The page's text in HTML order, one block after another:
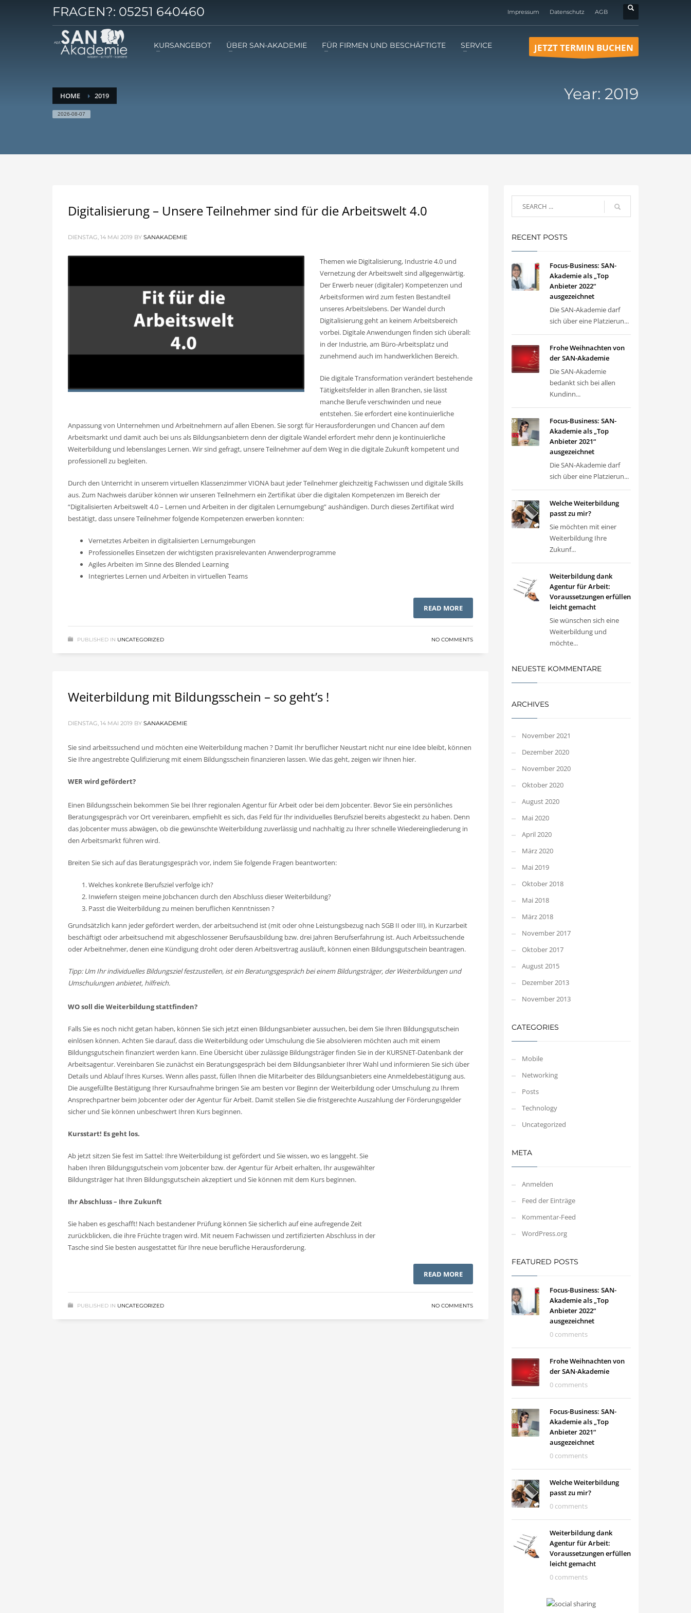
FRAGEN?: 05251 640460 Impressum Datenschutz AGB
KURSANGEBOT ÜBER SAN-AKADEMIE FÜR FIRMEN UND BESCHÄFTIGTE SERVICE JETZT TERMIN BUCHEN
HOME 2019
2026-08-07
Year: 2019
Digitalisierung – Unsere Teilnehmer sind für die Arbeitswelt 4.0
DIENSTAG, 14 MAI 2019 BY SANAKADEMIE
Themen wie Digitalisierung, Industrie 4.0 und
Vernetzung der Arbeitswelt sind allgegenwärtig.
Der Erwerb neuer (digitaler) Kompetenzen und
Arbeitsformen wird zum festen Bestandteil
unseres Arbeitslebens. Der Wandel durch
Digitalisierung geht an keinem Arbeitsbereich
vorbei. Digitale Anwendungen finden sich überall:
in der Industrie, am Büro-Arbeitsplatz und
zunehmend auch im handwerklichen Bereich.
Die digitale Transformation verändert bestehende
Tätigkeitsfelder in allen Branchen, sie lässt
manche Berufe verschwinden und neue
entstehen. Sie erfordert eine kontinuierliche
Anpassung von Unternehmen und Arbeitnehmern auf allen Ebenen. Sie sorgt für Herausforderungen und Chancen auf dem
Arbeitsmarkt und damit auch bei uns als Bildungsanbietern denn der digitale Wandel erfordert mehr denn je kontinuierliche
Weiterbildung und lebenslanges Lernen. Wir sind gefragt, unsere Teilnehmer auf dem Weg in die digitale Zukunft kompetent und
professionell zu begleiten.
Durch den Unterricht in unserem virtuellen Klassenzimmer VIONA baut jeder Teilnehmer gleichzeitig Fachwissen und digitale Skills
aus. Zum Nachweis darüber können wir unseren Teilnehmern ein Zertifikat über die digitalen Kompetenzen im Bereich der
“Digitalisierten Arbeitswelt 4.0 – Lernen und Arbeiten in der digitalen Lernumgebung” aushändigen. Durch dieses Zertifikat wird
bestätigt, dass unsere Teilnehmer folgende Kompetenzen erwerben konnten:
Vernetztes Arbeiten in digitalisierten Lernumgebungen
Professionelles Einsetzen der wichtigsten praxisrelevanten Anwenderprogramme
Agiles Arbeiten im Sinne des Blended Learning
Integriertes Lernen und Arbeiten in virtuellen Teams
READ MORE
PUBLISHED IN UNCATEGORIZED NO COMMENTS
Weiterbildung mit Bildungsschein – so geht’s !
DIENSTAG, 14 MAI 2019 BY SANAKADEMIE
Sie sind arbeitssuchend und möchten eine Weiterbildung machen ? Damit Ihr beruflicher Neustart nicht nur eine Idee bleibt, können
Sie Ihre angestrebte Qulifizierung mit einem Bildungsschein finanzieren lassen. Wie das geht, zeigen wir Ihnen hier.
WER wird gefördert?
Einen Bildungsschein bekommen Sie bei Ihrer regionalen Agentur für Arbeit oder bei dem Jobcenter. Bevor Sie ein persönliches
Beratungsgespräch vor Ort vereinbaren, empfiehlt es sich, das Feld für Ihr individuelles Berufsziel bereits abgesteckt zu haben. Denn
das Jobcenter muss abwägen, ob die gewünschte Weiterbildung zuverlässig und nachhaltig zu Ihrer schnelle Wiedereingliederung in
den Arbeitsmarkt führen wird.
Breiten Sie sich auf das Beratungsgespräch vor, indem Sie folgende Fragen beantworten:
Welches konkrete Berufsziel verfolge ich?
Inwiefern steigen meine Jobchancen durch den Abschluss dieser Weiterbildung?
Passt die Weiterbildung zu meinen beruflichen Kenntnissen ?
Grundsätzlich kann jeder gefördert werden, der arbeitsuchend ist (mit oder ohne Leistungsbezug nach SGB II oder III), in Kurzarbeit
beschäftigt oder arbeitsuchend mit abgeschlossener Berufsausbildung bzw. drei Jahren Berufserfahrung ist. Auch Arbeitssuchende
oder Arbeitnehmer, denen eine Kündigung droht oder deren Arbeitsvertrag ausläuft, können einen Bildungsgutschein beantragen.
Tipp: Um Ihr individuelles Bildungsziel festzustellen, ist ein Beratungsgespräch bei einem Bildungsträger, der Weiterbildungen und
Umschulungen anbietet, hilfreich.
WO soll die Weiterbildung stattfinden?
Falls Sie es noch nicht getan haben, können Sie sich jetzt einen Bildungsanbieter aussuchen, bei dem Sie Ihren Bildungsgutschein
einlösen können. Achten Sie darauf, dass die Weiterbildung oder Umschulung die Sie absolvieren möchten auch mit einem
Bildungsgutschein finanziert werden kann. Eine Übersicht über zulässige Bildungsträger finden Sie in der KURSNET-Datenbank der
Arbeitsagentur. Vereinbaren Sie zunächst ein Beratungsgespräch bei dem Bildungsanbieter Ihrer Wahl und informieren Sie sich über
Details und Ablauf Ihres Kurses. Wenn alles passt, füllen Ihnen die Mitarbeiter des Bildungsanbieters eine Anmeldebestätigung aus.
Die ausgefüllte Bestätigung Ihrer Kursaufnahme bringen Sie am besten vor Beginn der Weiterbildung oder Umschulung zu Ihrem
Ansprechpartner beim Jobcenter oder der Agentur für Arbeit. Damit stellen Sie die fristgerechte Auszahlung der Förderungsgelder
sicher und Sie können unbeschwert Ihren Kurs beginnen.
Kursstart! Es geht los.
Ab jetzt sitzen Sie fest im Sattel: Ihre Weiterbildung ist gefördert und Sie wissen, wo es langgeht. Sie
haben Ihren Bildungsgutschein vom Jobcenter bzw. der Agentur für Arbeit erhalten, Ihr ausgewählter
Bildungsträger hat Ihren Bildungsgutschein akzeptiert und Sie können mit dem Kurs beginnen.
Ihr Abschluss – Ihre Zukunft
Sie haben es geschafft! Nach bestandener Prüfung können Sie sicherlich auf eine aufregende Zeit
zurückblicken, die ihre Früchte tragen wird. Mit neuem Fachwissen und zertifizierten Abschluss in der
Tasche sind Sie besten ausgestattet für Ihre neue berufliche Herausforderung.
READ MORE
PUBLISHED IN UNCATEGORIZED NO COMMENTS
RECENT POSTS
Focus-Business: SAN-
Akademie als „Top
Anbieter 2022“
ausgezeichnet
Die SAN-Akademie darf
sich über eine Platzierun...
Frohe Weihnachten von
der SAN-Akademie
Die SAN-Akademie
bedankt sich bei allen
Kundinn...
Focus-Business: SAN-
Akademie als „Top
Anbieter 2021“
ausgezeichnet
Die SAN-Akademie darf
sich über eine Platzierun...
Welche Weiterbildung
passt zu mir?
Sie möchten mit einer
Weiterbildung Ihre
Zukunf...
Weiterbildung dank
Agentur für Arbeit:
Voraussetzungen erfüllen
leicht gemacht
Sie wünschen sich eine
Weiterbildung und
möchte...
NEUESTE KOMMENTARE
ARCHIVES
November 2021
Dezember 2020
November 2020
Oktober 2020
August 2020
Mai 2020
April 2020
März 2020
Mai 2019
Oktober 2018
Mai 2018
März 2018
November 2017
Oktober 2017
August 2015
Dezember 2013
November 2013
CATEGORIES
Mobile
Networking
Posts
Technology
Uncategorized
META
Anmelden
Feed der Einträge
Kommentar-Feed
WordPress.org
FEATURED POSTS
Focus-Business: SAN-
Akademie als „Top
Anbieter 2022“
ausgezeichnet
0 comments
Frohe Weihnachten von
der SAN-Akademie
0 comments
Focus-Business: SAN-
Akademie als „Top
Anbieter 2021“
ausgezeichnet
0 comments
Welche Weiterbildung
passt zu mir?
0 comments
Weiterbildung dank
Agentur für Arbeit:
Voraussetzungen erfüllen
leicht gemacht
0 comments